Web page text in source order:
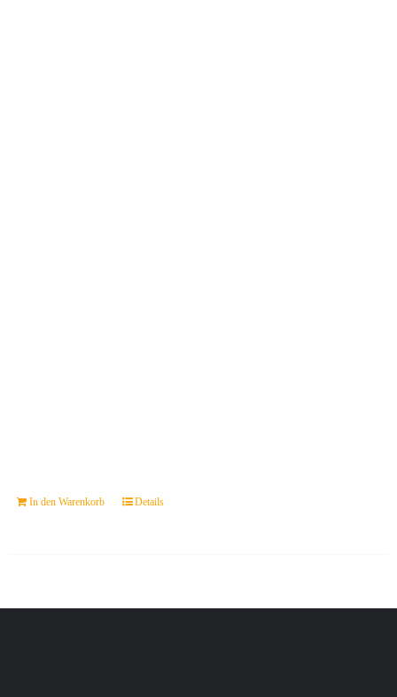
In den Warenkorb Details